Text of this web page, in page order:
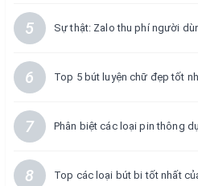
5 Sự thật: Zalo thu phí người
6 Top 5 bút luyện chữ đẹp tốt
7 Phân biệt các loại pin thông
8 Top các loại bút bi tốt nhất